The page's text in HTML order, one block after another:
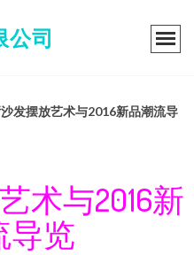
公司
发摆放艺术与2016新品潮流导
术与2016新
导览